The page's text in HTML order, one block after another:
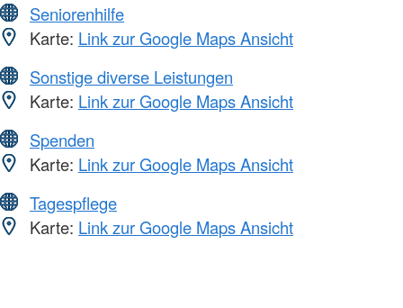
Seniorenhilfe
Karte: Link zur Google Maps Ansicht
Sonstige diverse Leistungen
Karte: Link zur Google Maps Ansicht
Spenden
Karte: Link zur Google Maps Ansicht
Tagespflege
Karte: Link zur Google Maps Ansicht